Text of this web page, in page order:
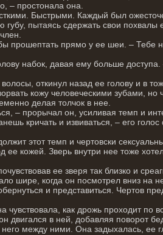
– простонала она.
Быстрыми. Каждый был
пытаясь сдержать свои похвалы
прошептать прямо у ее шеи. – Тебе
набок, давая ему больше
откинул назад ее голову и в
кожу человеческими зубами, но
делая толчок в нее.
– прорычал он, усиливая темп и
кричать и извиваться, – его
этот темп и чертовски
ее кожей. Зверь внутри нее тоже хотел
ее зверя так близко и
шире, когда он посмотрел вниз на
и представиться. Чертов
чувствовала, как дрожь проходит по
двигался в ней, добавляя поворот
между ними. Она задыхалась, ее